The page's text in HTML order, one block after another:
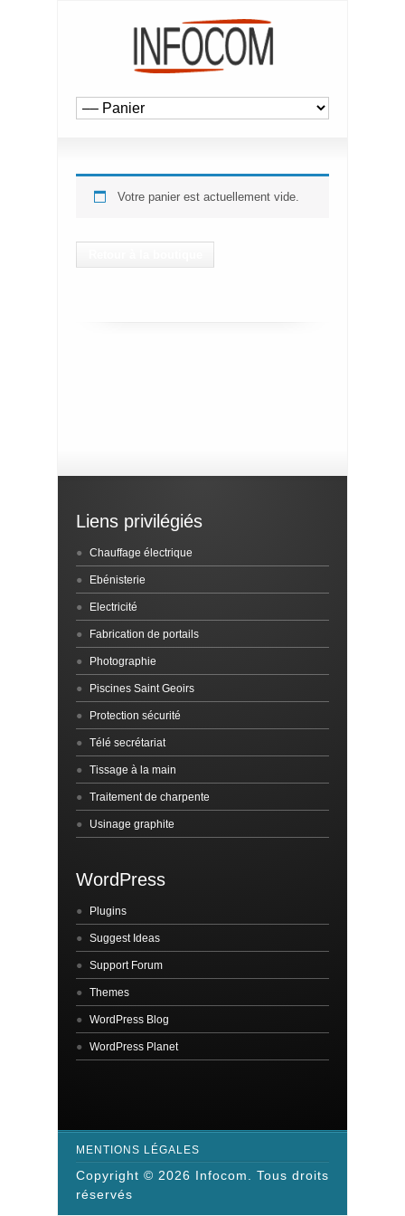
Votre panier est actuellement vide.
Liens privilégiés
Chauffage électrique
Ebénisterie
Electricité
Fabrication de portails
Photographie
Piscines Saint Geoirs
Protection sécurité
Télé secrétariat
Tissage à la main
Traitement de charpente
Usinage graphite
WordPress
Plugins
Suggest Ideas
Support Forum
Themes
WordPress Blog
WordPress Planet
MENTIONS LÉGALES
Copyright © 2026 Infocom. Tous droits
réservés